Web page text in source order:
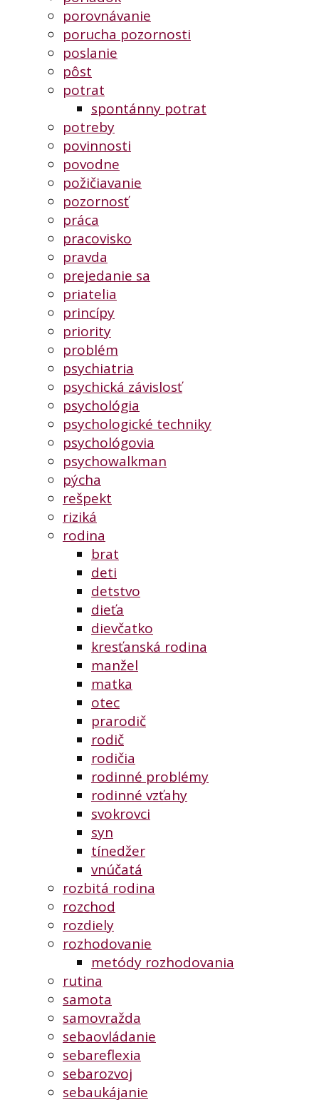
porovnávanie
porucha pozornosti
poslanie
pôst
potrat
spontánny potrat
potreby
povinnosti
povodne
požičiavanie
pozornosť
práca
pracovisko
pravda
prejedanie sa
priatelia
princípy
priority
problém
psychiatria
psychická závislosť
psychológia
psychologické techniky
psychológovia
psychowalkman
pýcha
rešpekt
riziká
rodina
brat
deti
detstvo
dieťa
dievčatko
kresťanská rodina
manžel
matka
otec
prarodič
rodič
rodičia
rodinné problémy
rodinné vzťahy
svokrovci
syn
tínedžer
vnúčatá
rozbitá rodina
rozchod
rozdiely
rozhodovanie
metódy rozhodovania
rutina
samota
samovražda
sebaovládanie
sebareflexia
sebarozvoj
sebaukájanie